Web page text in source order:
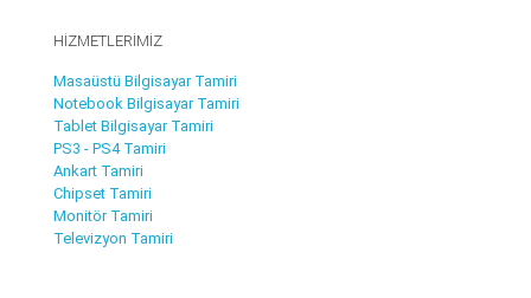
HİZMETLERİMİZ
Masaüstü Bilgisayar Tamiri
Notebook Bilgisayar Tamiri
Tablet Bilgisayar Tamiri
PS3 - PS4 Tamiri
Ankart Tamiri
Chipset Tamiri
Monitör Tamiri
Televizyon Tamiri